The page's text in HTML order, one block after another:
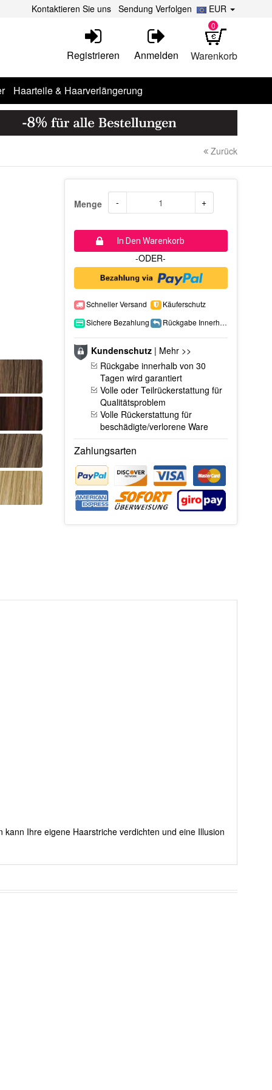
EUR
Kontaktieren Sie uns Sendung Verfolgen
Warenkorb
0
Registrieren Anmelden
Haarteile & Haarverlängerung
Zurück
Menge - +
In Den Warenkorb
-ODER-
Schneller Versand
Käuferschutz
Sichere Bezahlung
Rückgabe Innerhalb 15 Tage
Kundenschutz| Mehr >>
Rückgabe innerhalb von 30
Tagen wird garantiert
Volle oder Teilrückerstattung für
Qualitätsproblem
Volle Rückerstattung für
beschädigte/verlorene Ware
Zahlungsarten
Ihre eigene Haarstriche verdichten und eine Illusion